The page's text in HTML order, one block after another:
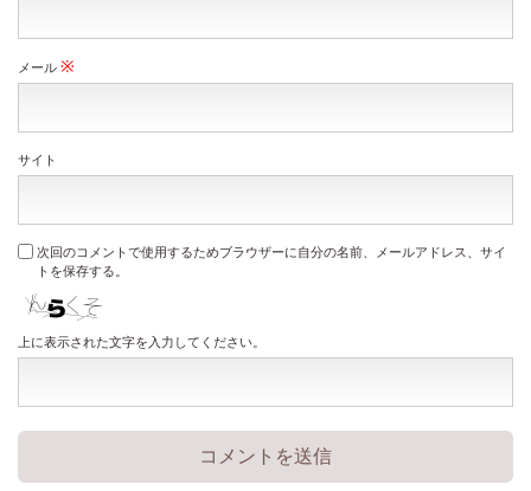
メール ※
サイト
次回のコメントで使用するためブラウザーに自分の名前、メールアドレス、サイ
トを保存する。
上に表示された文字を入力してください。